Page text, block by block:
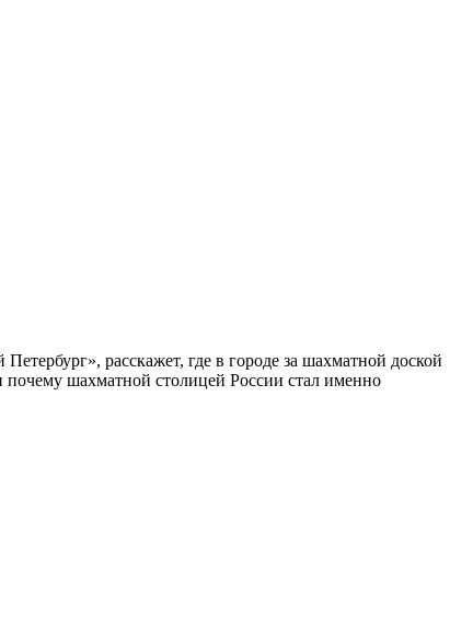
расскажет, где в городе за шахматной доской
почему шахматной столицей России стал именно